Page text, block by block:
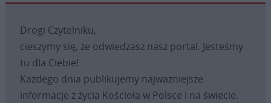
Drogi Czytelniku,
cieszymy się, że odwiedzasz nasz portal. Jesteśmy
tu dla Ciebie!
Każdego dnia publikujemy najważniejsze
informacje z życia Kościoła w Polsce i na świecie.